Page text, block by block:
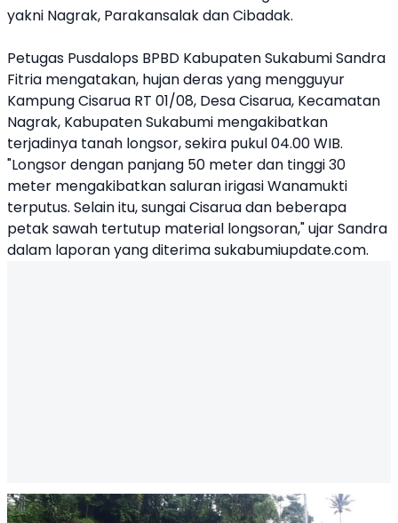
yakni Nagrak, Parakansalak dan Cibadak.
Petugas Pusdalops BPBD Kabupaten Sukabumi Sandra
Fitria mengatakan, hujan deras yang mengguyur
Kampung Cisarua RT 01/08, Desa Cisarua, Kecamatan
Nagrak, Kabupaten Sukabumi mengakibatkan
terjadinya tanah longsor, sekira pukul 04.00 WIB.
"Longsor dengan panjang 50 meter dan tinggi 30
meter mengakibatkan saluran irigasi Wanamukti
terputus. Selain itu, sungai Cisarua dan beberapa
petak sawah tertutup material longsoran," ujar Sandra
dalam laporan yang diterima sukabumiupdate.com.